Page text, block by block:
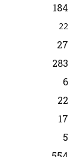
184
22
27
283
6
22
17
5